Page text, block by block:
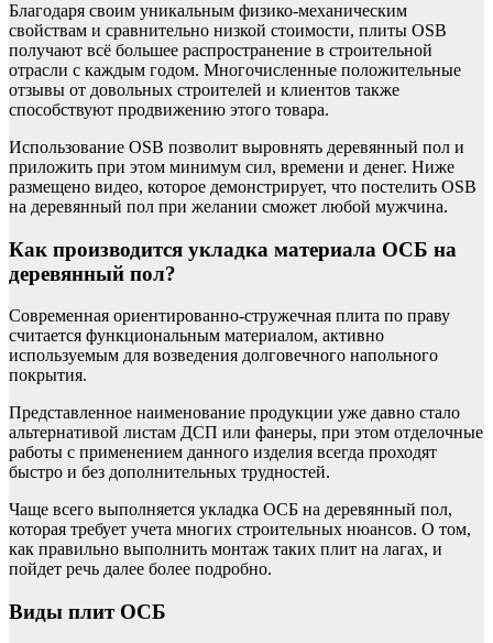
Благодаря своим уникальным физико-механическим
свойствам и сравнительно низкой стоимости, плиты OSB
получают всё большее распространение в строительной
отрасли с каждым годом. Многочисленные положительные
отзывы от довольных строителей и клиентов также
способствуют продвижению этого товара.
Использование OSB позволит выровнять деревянный пол и
приложить при этом минимум сил, времени и денег. Ниже
размещено видео, которое демонстрирует, что постелить OSB
на деревянный пол при желании сможет любой мужчина.
Как производится укладка материала ОСБ на
деревянный пол?
Современная ориентированно-стружечная плита по праву
считается функциональным материалом, активно
используемым для возведения долговечного напольного
покрытия.
Представленное наименование продукции уже давно стало
альтернативой листам ДСП или фанеры, при этом отделочные
работы с применением данного изделия всегда проходят
быстро и без дополнительных трудностей.
Чаще всего выполняется укладка ОСБ на деревянный пол,
которая требует учета многих строительных нюансов. О том,
как правильно выполнить монтаж таких плит на лагах, и
пойдет речь далее более подробно.
Виды плит ОСБ